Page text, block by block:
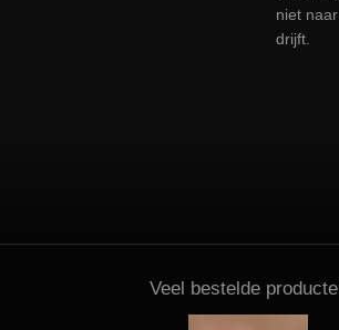
niet
drijft.
Veel bestelde